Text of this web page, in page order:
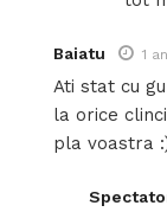
Baiatu 1
Ati stat cu
la orice
pla voastra